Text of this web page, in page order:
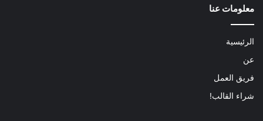
معلومات عنا
الرئيسية
عن
فريق العمل
شراء القالب!